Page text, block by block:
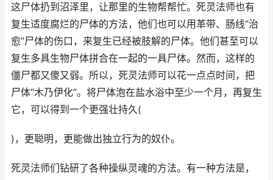
这尸体扔到沼泽里，让那里的生物帮帮忙。死灵法师也有
复生适度腐烂的尸体的方法，他们也可以用革带、肠线“治
愈”尸体的伤口，来复生已经被肢解的尸体。他们甚至可以
复生多具生物尸体拼合在一起的一具尸体。然而，这样的
僵尸都又傻又弱。所以，死灵法师可以花一点点时间，把
尸体“木乃伊化”。将尸体泡在盐水浴中至少一个月，再复生
它，可以得到一个更强壮持久(
)，更聪明，更能做出独立行为的奴仆。
死灵法师们钻研了各种操纵灵魂的方法。有一种方法是，